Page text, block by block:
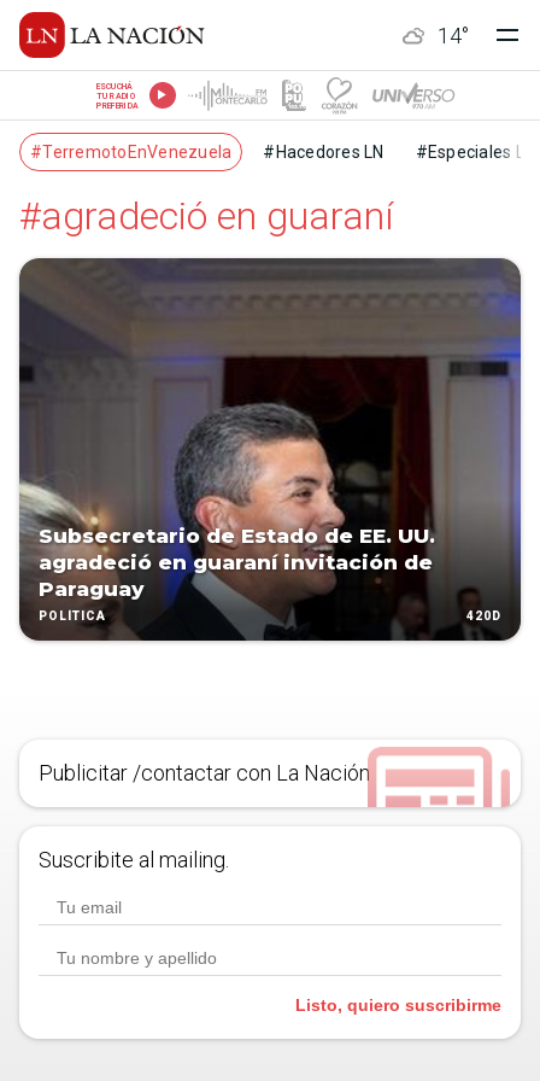
14°
ESCUCHÁ
TU RADIO
PREFERIDA
#TerremotoEnVenezuela #Hacedores LN #Especiales LN
#agradeció en guaraní
Subsecretario de Estado de EE. UU.
agradeció en guaraní invitación de
Paraguay
POLÍTICA 420D
Publicitar /contactar con La Nación
Suscribite al mailing.
Listo, quiero suscribirme